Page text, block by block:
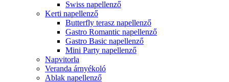
Swiss napellenző
Kerti napellenző
Butterfly terasz napellenző
Gastro Romantic napellenző
Gastro Basic napellenző
Mini Party napellenző
Napvitorla
Veranda árnyékoló
Ablak napellenző